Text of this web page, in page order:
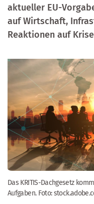
aktueller EU-
auf Wirtschaft,
Reaktionen auf
Das KRITIS-Dachgesetz
Aufgaben. Foto: